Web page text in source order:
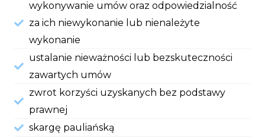
wykonywanie umów oraz odpowiedzialność
za ich niewykonanie lub nienależyte
wykonanie
ustalanie nieważności lub bezskuteczności
zawartych umów
zwrot korzyści uzyskanych bez podstawy
prawnej
skargę pauliańską